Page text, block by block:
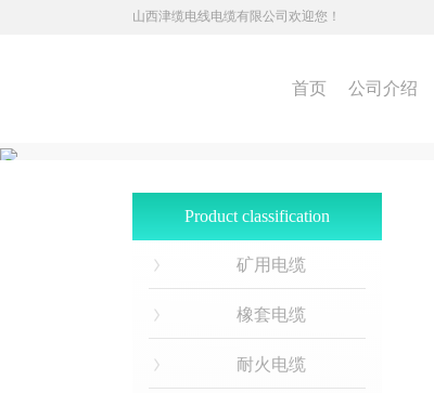
山西津缆电线电缆有限公司欢迎您！
首页 公司介绍
Product classification
矿用电缆
橡套电缆
耐火电缆